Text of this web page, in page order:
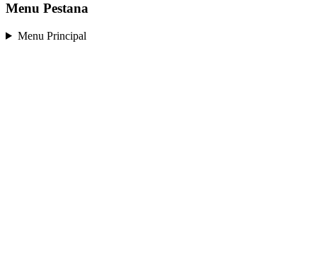
Menu Pestana
Menu Principal